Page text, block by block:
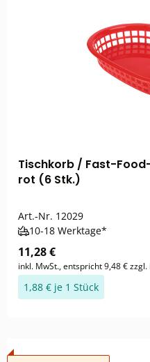
Tischkorb / Fast-
rot (6 Stk.)
Art.-Nr. 12029
10-18 Werktage*
11,28 €
inkl. MwSt., entspricht 9,48 €
1,88 € je 1 Stück